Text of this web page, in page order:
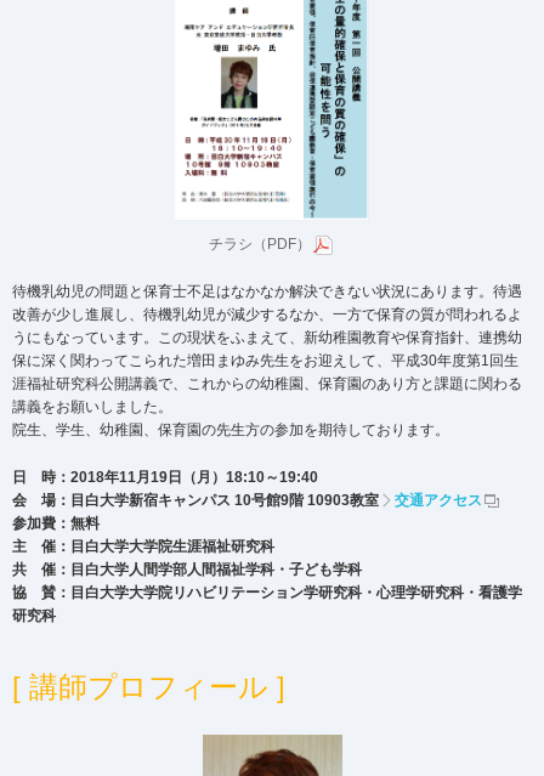
チラシ（PDF）
待機乳幼児の問題と保育士不足はなかなか解決できない状況にあります。待遇
改善が少し進展し、待機乳幼児が減少するなか、一方で保育の質が問われるよ
うにもなっています。この現状をふまえて、新幼稚園教育や保育指針、連携幼
保に深く関わってこられた増田まゆみ先生をお迎えして、平成30年度第1回生
涯福祉研究科公開講義で、これからの幼稚園、保育園のあり方と課題に関わる
講義をお願いしました。
院生、学生、幼稚園、保育園の先生方の参加を期待しております。
日 時：2018年11月19日（月）18:10～19:40
会 場：目白大学新宿キャンパス 10号館9階 10903教室
交通アクセス
参加費：無料
主 催：目白大学大学院生涯福祉研究科
共 催：目白大学人間学部人間福祉学科・子ども学科
協 賛：目白大学大学院リハビリテーション学研究科・心理学研究科・看護学
研究科
[ 講師プロフィール ]